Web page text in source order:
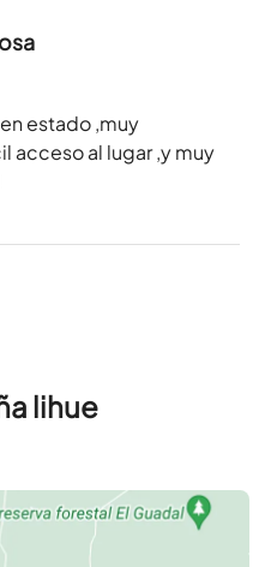
estado ,muy
acceso al lugar ,y muy
lihue